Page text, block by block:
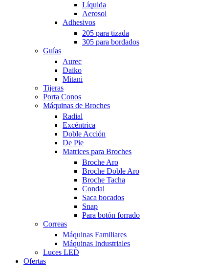
Líquida
Aerosol
Adhesivos
205 para tizada
305 para bordados
Guías
Aurec
Daiko
Mitani
Tijeras
Porta Conos
Máquinas de Broches
Radial
Excéntrica
Doble Acción
De Pie
Matrices para Broches
Broche Aro
Broche Doble Aro
Broche Tacha
Condal
Saca bocados
Snap
Para botón forrado
Correas
Máquinas Familiares
Máquinas Industriales
Luces LED
Ofertas